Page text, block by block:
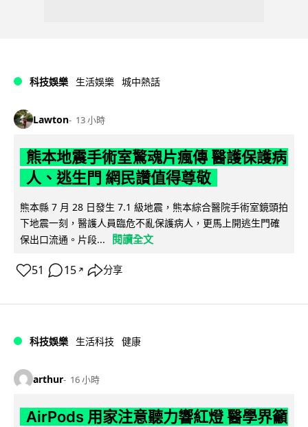
科技娛樂 生活娛樂 城中熱話
Lawton 13 小時
熊本地震手術室驚魂片瘋傳 醫護保護病
人、逃生門 網民讚值得尊敬
熊本縣 7 月 28 日發生 7.1 級地震，熊本綜合醫院手術室鏡頭拍
下地震一刻，醫護人員臨危不亂保護病人，更馬上開逃生門確
保出口流通。片段...
閱讀全文
51 15 ↗ 分享
科技娛樂 生活科技 健康
arthur 16 小時
AirPods 用家注意聽力響紅燈 醫學界籲